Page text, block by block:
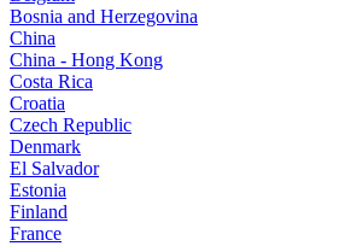
Bosnia and Herzegovina
China
China - Hong Kong
Costa Rica
Croatia
Czech Republic
Denmark
El Salvador
Estonia
Finland
France